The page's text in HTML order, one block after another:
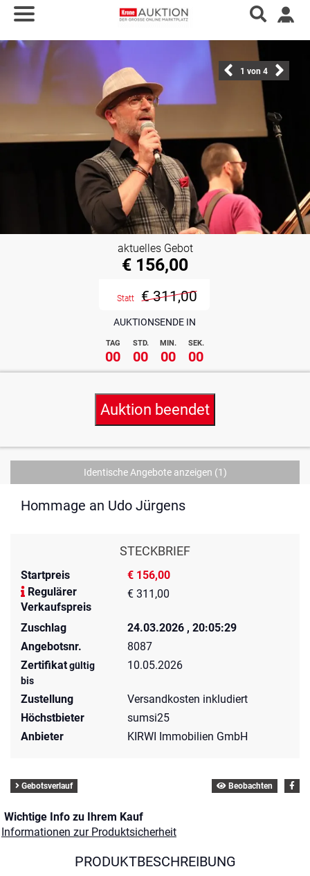
1 von 4
AUKTIONSENDE IN
TAG STD. MIN. SEK.
00 00 00 00
aktuelles Gebot
€ 156,00
Statt € 311,00
Auktion beendet
Identische Angebote anzeigen (1)
Hommage an Udo Jürgens
STECKBRIEF
Startpreis
€ 156,00
Regulärer
Verkaufspreis
€ 311,00
Zuschlag
24.03.2026 , 20:05:29
Angebotsnr.
8087
Zertifikatgültig
bis
10.05.2026
Zustellung
Versandkosten inkludiert
Höchstbieter
sumsi25
Anbieter
KIRWI Immobilien GmbH
Gebotsverlauf Beobachten
Wichtige Info zu Ihrem Kauf
Informationen zur Produktsicherheit
PRODUKTBESCHREIBUNG